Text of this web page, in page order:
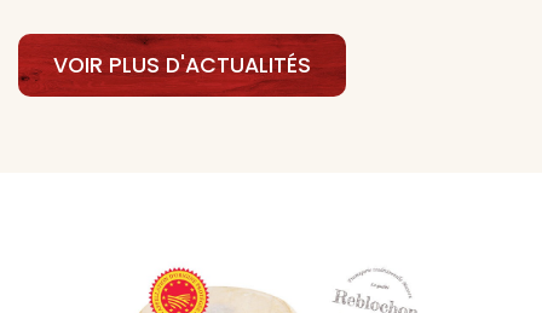
VOIR PLUS D'ACTUALITÉS